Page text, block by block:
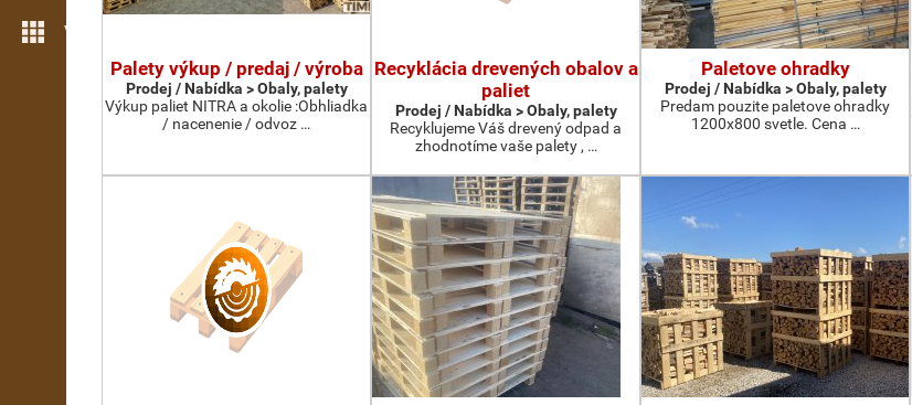
Více možností
Palety výkup / predaj / výroba
Prodej / Nabídka > Obaly, palety
Výkup paliet NITRA a okolie :Obhliadka
/ nacenenie / odvoz …
Recyklácia drevených obalov a
paliet
Prodej / Nabídka > Obaly, palety
Recyklujeme Váš drevený odpad a
zhodnotíme vaše palety , …
Paletove ohradky
Prodej / Nabídka > Obaly, palety
Predam pouzite paletove ohradky
1200x800 svetle. Cena …